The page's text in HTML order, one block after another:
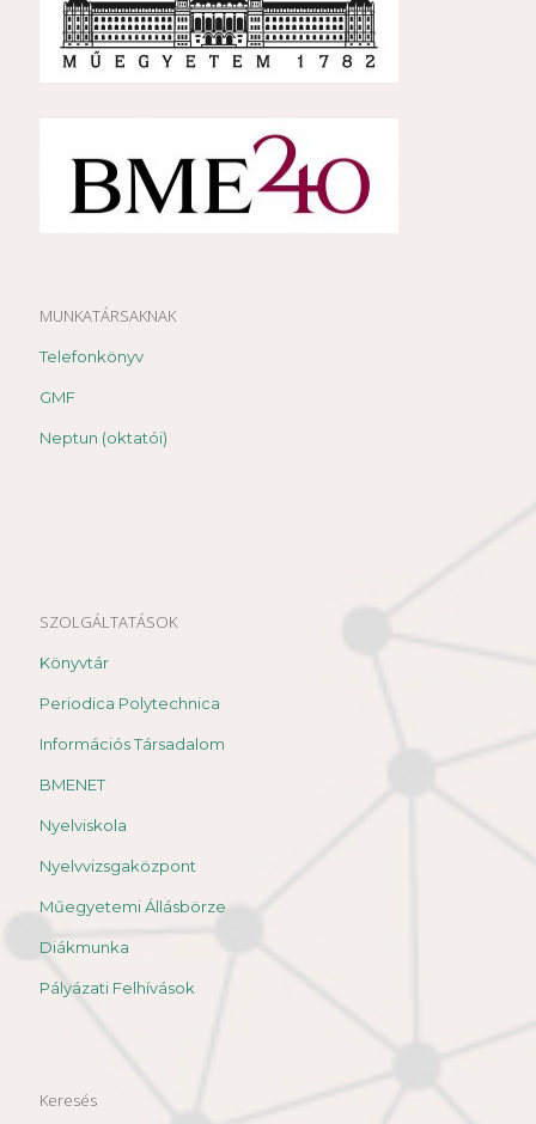
MUNKATÁRSAKNAK
Telefonkönyv
GMF
Neptun (oktatói)
SZOLGÁLTATÁSOK
Könyvtár
Periodica Polytechnica
Információs Társadalom
BMENET
Nyelviskola
Nyelvvizsgaközpont
Műegyetemi Állásbörze
Diákmunka
Pályázati Felhívások
Keresés